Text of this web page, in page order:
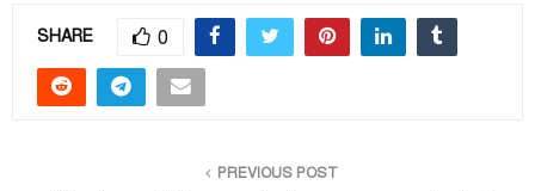
SHARE 0
PREVIOUS POST